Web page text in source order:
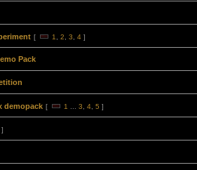
[ 1 2 3 4 ]
Pack
demopack [ 1 3 4 5 ]
]